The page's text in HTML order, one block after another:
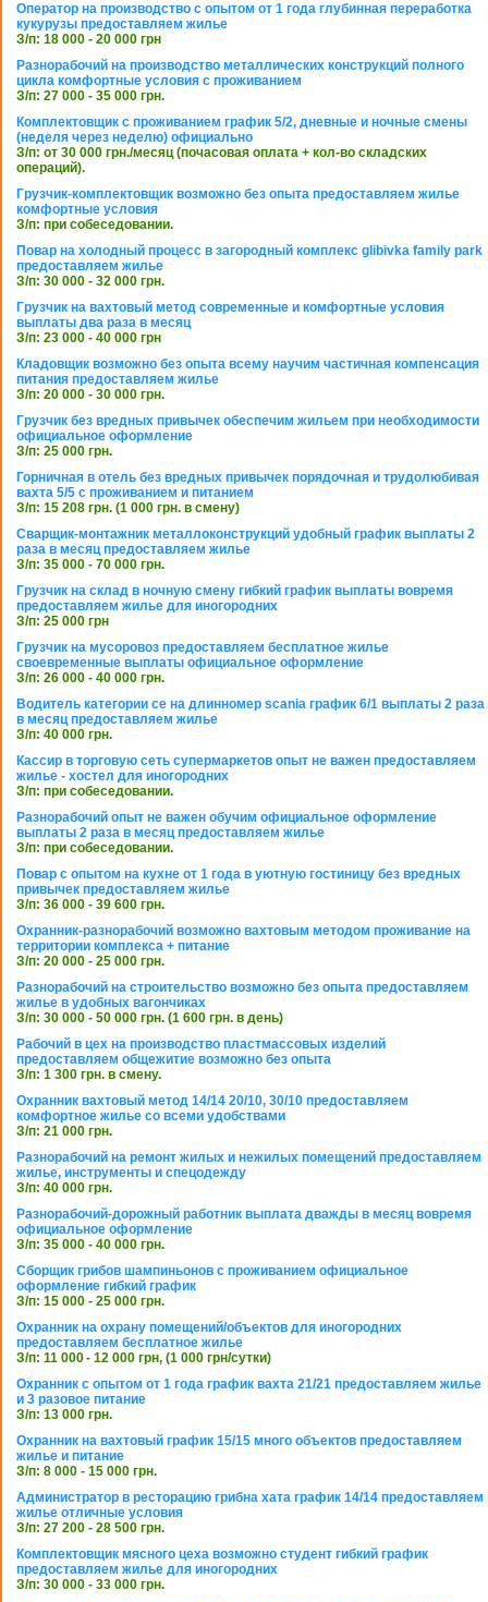
Оператор на производство с опытом от 1 года глубинная переработка
кукурузы предоставляем жилье
З/п: 18 000 - 20 000 грн
Разнорабочий на производство металлических конструкций полного
цикла комфортные условия с проживанием
З/п: 27 000 - 35 000 грн.
Комплектовщик с проживанием график 5/2, дневные и ночные смены
(неделя через неделю) официально
З/п: от 30 000 грн./месяц (почасовая оплата + кол-во складских
операций).
Грузчик-комплектовщик возможно без опыта предоставляем жилье
комфортные условия
З/п: при собеседовании.
Повар на холодный процесс в загородный комплекс glibivka family park
предоставляем жилье
З/п: 30 000 - 32 000 грн.
Грузчик на вахтовый метод современные и комфортные условия
выплаты два раза в месяц
З/п: 23 000 - 40 000 грн
Кладовщик возможно без опыта всему научим частичная компенсация
питания предоставляем жилье
З/п: 20 000 - 30 000 грн.
Грузчик без вредных привычек обеспечим жильем при необходимости
официальное оформление
З/п: 25 000 грн.
Горничная в отель без вредных привычек порядочная и трудолюбивая
вахта 5/5 с проживанием и питанием
З/п: 15 208 грн. (1 000 грн. в смену)
Сварщик-монтажник металлоконструкций удобный график выплаты 2
раза в месяц предоставляем жилье
З/п: 35 000 - 70 000 грн.
Грузчик на склад в ночную смену гибкий график выплаты вовремя
предоставляем жилье для иногородних
З/п: 25 000 грн
Грузчик на мусоровоз предоставляем бесплатное жилье
своевременные выплаты официальное оформление
З/п: 26 000 - 40 000 грн.
Водитель категории се на длинномер scania график 6/1 выплаты 2 раза
в месяц предоставляем жилье
З/п: 40 000 грн.
Кассир в торговую сеть супермаркетов опыт не важен предоставляем
жилье - хостел для иногородних
З/п: при собеседовании.
Разнорабочий опыт не важен обучим официальное оформление
выплаты 2 раза в месяц предоставляем жилье
З/п: при собеседовании.
Повар с опытом на кухне от 1 года в уютную гостиницу без вредных
привычек предоставляем жилье
З/п: 36 000 - 39 600 грн.
Охранник-разнорабочий возможно вахтовым методом проживание на
территории комплекса + питание
З/п: 20 000 - 25 000 грн.
Разнорабочий на строительство возможно без опыта предоставляем
жилье в удобных вагончиках
З/п: 30 000 - 50 000 грн. (1 600 грн. в день)
Рабочий в цех на производство пластмассовых изделий
предоставляем общежитие возможно без опыта
З/п: 1 300 грн. в смену.
Охранник вахтовый метод 14/14 20/10, 30/10 предоставляем
комфортное жилье со всеми удобствами
З/п: 21 000 грн.
Разнорабочий на ремонт жилых и нежилых помещений предоставляем
жилье, инструменты и спецодежду
З/п: 40 000 грн.
Разнорабочий-дорожный работник выплата дважды в месяц вовремя
официальное оформление
З/п: 35 000 - 40 000 грн.
Сборщик грибов шампиньонов с проживанием официальное
оформление гибкий график
З/п: 15 000 - 25 000 грн.
Охранник на охрану помещений/объектов для иногородних
предоставляем бесплатное жилье
З/п: 11 000 - 12 000 грн, (1 000 грн/сутки)
Охранник с опытом от 1 года график вахта 21/21 предоставляем жилье
и 3 разовое питание
З/п: 13 000 грн.
Охранник на вахтовый график 15/15 много объектов предоставляем
жилье и питание
З/п: 8 000 - 15 000 грн.
Администратор в ресторацию грибна хата график 14/14 предоставляем
жилье отличные условия
З/п: 27 200 - 28 500 грн.
Комплектовщик мясного цеха возможно студент гибкий график
предоставляем жилье для иногородних
З/п: 30 000 - 33 000 грн.